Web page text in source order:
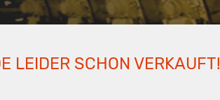
LEIDER SCHON VERKAUFT!